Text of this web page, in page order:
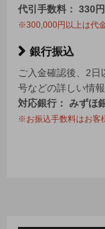
代引手数料： 330円
※300,000円以上は代
銀行振込
ご入金確認後、2
号などの詳しい情
対応銀行： みずほ
※お振込手数料はお客